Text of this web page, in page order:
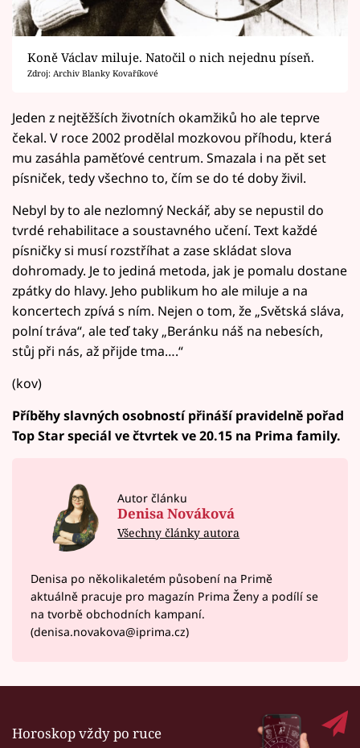
Koně Václav miluje. Natočil o nich nejednu píseň.
Zdroj: Archiv Blanky Kovaříkové
Jeden z nejtěžších životních okamžiků ho ale teprve
čekal. V roce 2002 prodělal mozkovou příhodu, která
mu zasáhla paměťové centrum. Smazala i na pět set
písniček, tedy všechno to, čím se do té doby živil.
Nebyl by to ale nezlomný Neckář, aby se nepustil do
tvrdé rehabilitace a soustavného učení. Text každé
písničky si musí rozstříhat a zase skládat slova
dohromady. Je to jediná metoda, jak je pomalu dostane
zpátky do hlavy. Jeho publikum ho ale miluje a na
koncertech zpívá s ním. Nejen o tom, že „Světská sláva,
polní tráva“, ale teď taky „Beránku náš na nebesích,
stůj při nás, až přijde tma….“
(kov)
Příběhy slavných osobností přináší pravidelně pořad
Top Star speciál ve čtvrtek ve 20.15 na Prima family.
Autor článku
Denisa Nováková
Všechny články autora
Denisa po několikaletém působení na Primě
aktuálně pracuje pro magazín Prima Ženy a podílí se
na tvorbě obchodních kampaní.
(denisa.novakova@iprima.cz)
Horoskop vždy po ruce